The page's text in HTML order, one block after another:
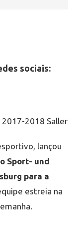
sociais:
lançou
Sport- und
para a
estreia na